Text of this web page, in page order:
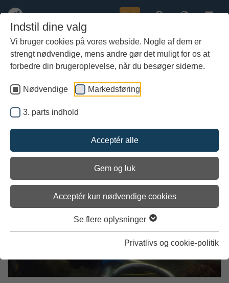
Indstil dine valg
Vi bruger cookies på vores webside. Nogle af dem er
strengt nødvendige, mens andre gør det muligt for os at
forbedre din brugeroplevelse, når du besøger siderne.
Nødvendige Markedsføring
3. parts indhold
Acceptér alle
Gem og luk
Acceptér kun nødvendige cookies
Se flere oplysninger
Privatlivs og cookie-politik
indhold
Køb
60 internationale marinarkæologer
og forskere samlet på
Vikingeskibsmuseet til nordisk
konference for marinarkæologi